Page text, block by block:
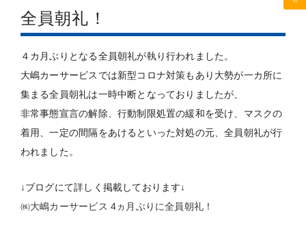
全員朝礼！
４カ月ぶりとなる全員朝礼が執り行われました。
大嶋カーサービスでは新型コロナ対策もあり大勢が一カ所に
集まる全員朝礼は一時中断となっておりましたが、
非常事態宣言の解除、行動制限処置の緩和を受け、マスクの
着用、一定の間隔をあけるといった対処の元、全員朝礼が行
われました。
↓ブログにて詳しく掲載しております↓
㈱大嶋カーサービス 4ヵ月ぶりに全員朝礼！